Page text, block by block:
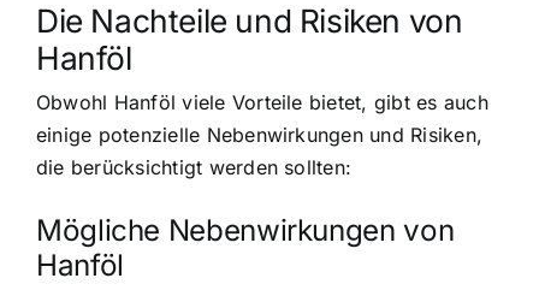
Die Nachteile und Risiken von
Hanföl
Obwohl Hanföl viele Vorteile bietet, gibt es auch
einige potenzielle Nebenwirkungen und Risiken,
die berücksichtigt werden sollten:
Mögliche Nebenwirkungen von
Hanföl